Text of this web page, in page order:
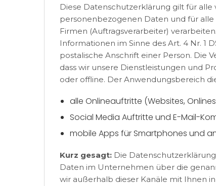
Diese Datenschutzerklärung gilt für
personenbezogenen Daten und für
Firmen (Auftragsverarbeiter)
Informationen im Sinne des Art. 4 Nr. 1
postalische Anschrift einer Person. Die
dass wir unsere Dienstleistungen und
oder offline. Der Anwendungsbereich
alle Onlineauftritte (Websites,
Social Media Auftritte und E-Mail-
mobile Apps für Smartphones und
Kurz gesagt: Die
Daten im Unternehmen über die
wir außerhalb dieser Kanäle mit Ihnen